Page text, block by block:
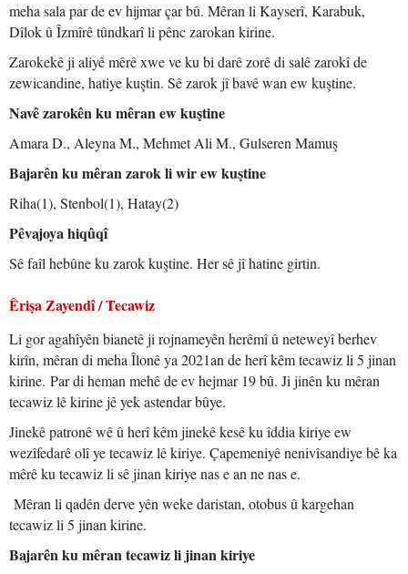
meha sala par de ev hijmar çar bû. Mêran li Kayserî, Karabuk,
Dîlok û Îzmîrê tûndkarî li pênc zarokan kirine.
Zarokekê ji aliyê mêrê xwe ve ku bi darê zorê di salê zarokî de
zewicandine, hatiye kuştin. Sê zarok jî bavê wan ew kuştine.
Navê zarokên ku mêran ew kuştine
Amara D., Aleyna M., Mehmet Ali M., Gulseren Mamuş
Bajarên ku mêran zarok li wir ew kuştine
Riha(1), Stenbol(1), Hatay(2)
Pêvajoya hiqûqî
Sê faîl hebûne ku zarok kuştine. Her sê jî hatine girtin.
Êrişa Zayendî / Tecawiz
Li gor agahîyên bianetê ji rojnameyên herêmî û neteweyî berhev
kirîn, mêran di meha Îlonê ya 2021an de herî kêm tecawiz li 5 jinan
kirine. Par di heman mehê de ev hejmar 19 bû. Ji jinên ku mêran
tecawiz lê kirine jê yek astendar bûye.
Jinekê patronê wê û herî kêm jinekê kesê ku îddia kiriye ew
wezîfedarê olî ye tecawiz lê kiriye. Çapemeniyê nenivîsandiye bê ka
mêrê ku tecawiz li sê jinan kiriye nas e an ne nas e.
Mêran li qadên derve yên weke daristan, otobus û kargehan
tecawiz li 5 jinan kirine.
Bajarên ku mêran tecawiz li jinan kiriye